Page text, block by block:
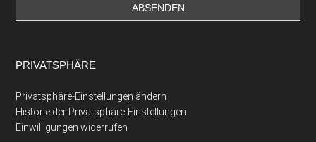
PRIVATSPHÄRE
Privatsphäre-Einstellungen ändern
Historie der Privatsphäre-Einstellungen
Einwilligungen widerrufen